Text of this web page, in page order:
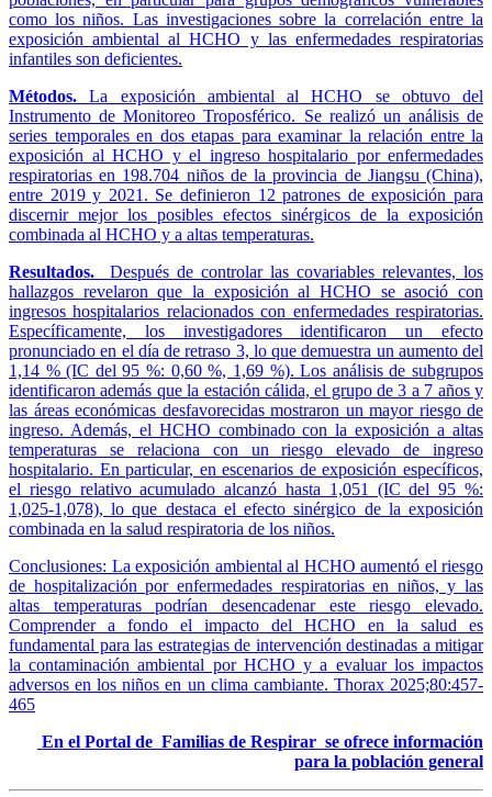
como los niños. Las investigaciones sobre la correlación entre la
exposición ambiental al HCHO y las enfermedades respiratorias
infantiles son deficientes.
Métodos.La exposición ambiental al HCHO se obtuvo del
Instrumento de Monitoreo Troposférico. Se realizó un análisis de
series temporales en dos etapas para examinar la relación entre la
exposición al HCHO y el ingreso hospitalario por enfermedades
respiratorias en 198.704 niños de la provincia de Jiangsu (China),
entre 2019 y 2021. Se definieron 12 patrones de exposición para
discernir mejor los posibles efectos sinérgicos de la exposición
combinada al HCHO y a altas temperaturas.
Resultados.
Después de controlar las covariables relevantes, los
hallazgos revelaron que la exposición al HCHO se asoció con
ingresos hospitalarios relacionados con enfermedades respiratorias.
Específicamente, los investigadores identificaron un efecto
pronunciado en el día de retraso 3, lo que demuestra un aumento del
1,14 % (IC del 95 %: 0,60 %, 1,69 %). Los análisis de subgrupos
identificaron además que la estación cálida, el grupo de 3 a 7 años y
las áreas económicas desfavorecidas mostraron un mayor riesgo de
ingreso. Además, el HCHO combinado con la exposición a altas
temperaturas se relaciona con un riesgo elevado de ingreso
hospitalario. En particular, en escenarios de exposición específicos,
el riesgo relativo acumulado alcanzó hasta 1,051 (IC del 95 %:
1,025-1,078), lo que destaca el efecto sinérgico de la exposición
combinada en la salud respiratoria de los niños.
Conclusiones: La exposición ambiental al HCHO aumentó el riesgo
de hospitalización por enfermedades respiratorias en niños, y las
altas temperaturas podrían desencadenar este riesgo elevado.
Comprender a fondo el impacto del HCHO en la salud es
fundamental para las estrategias de intervención destinadas a mitigar
la contaminación ambiental por HCHO y a evaluar los impactos
adversos en los niños en un clima cambiante. Thorax 2025;80:457-
465
En el Portal de Familias de Respirar se ofrece información
para la población general